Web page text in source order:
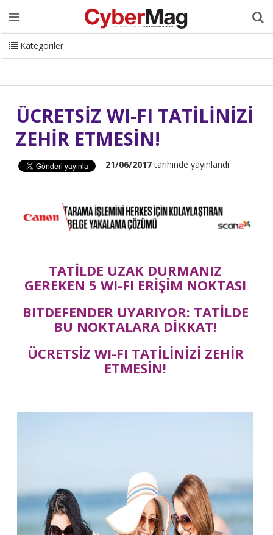
Ana Sayfa Hakkımızda Dergi Editörden
Danışmanlık
ISC Turkey Sizden Gelenler
İletişim
CyberMag Logo
Kategoriler
ÜCRETSİZ WI-FI TATİLİNİZİ
ZEHİR ETMESİN!
21/06/2017tarihinde yayınlandı
TATİLDE UZAK DURMANIZ
GEREKEN 5 WI-FI ERİŞİM NOKTASI
BITDEFENDER UYARIYOR: TATİLDE
BU NOKTALARA DİKKAT!
ÜCRETSİZ WI-FI TATİLİNİZİ ZEHİR
ETMESİN!